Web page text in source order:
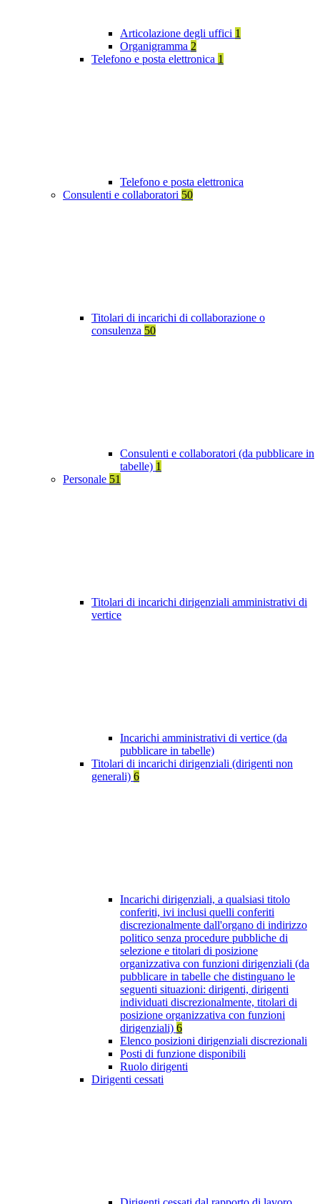
Articolazione degli uffici 1
Organigramma 2
Telefono e posta elettronica 1
Telefono e posta elettronica
Consulenti e collaboratori 50
Titolari di incarichi di collaborazione o
consulenza 50
Consulenti e collaboratori (da pubblicare in
tabelle) 1
Personale 51
Titolari di incarichi dirigenziali amministrativi di
vertice
Incarichi amministrativi di vertice (da
pubblicare in tabelle)
Titolari di incarichi dirigenziali (dirigenti non
generali) 6
Incarichi dirigenziali, a qualsiasi titolo
conferiti, ivi inclusi quelli conferiti
discrezionalmente dall'organo di indirizzo
politico senza procedure pubbliche di
selezione e titolari di posizione
organizzativa con funzioni dirigenziali (da
pubblicare in tabelle che distinguano le
seguenti situazioni: dirigenti, dirigenti
individuati discrezionalmente, titolari di
posizione organizzativa con funzioni
dirigenziali) 6
Elenco posizioni dirigenziali discrezionali
Posti di funzione disponibili
Ruolo dirigenti
Dirigenti cessati